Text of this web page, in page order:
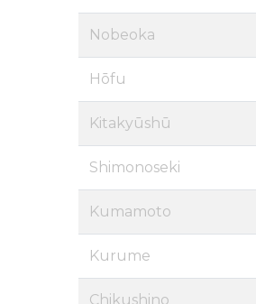
Nobeoka
Hōfu
Kitakyūshū
Shimonoseki
Kumamoto
Kurume
Chikushino